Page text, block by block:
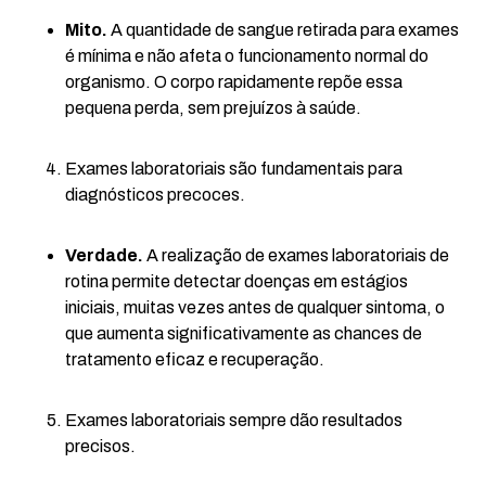
Mito. A quantidade de sangue retirada para exames
é mínima e não afeta o funcionamento normal do
organismo. O corpo rapidamente repõe essa
pequena perda, sem prejuízos à saúde.
Exames laboratoriais são fundamentais para
diagnósticos precoces.
Verdade. A realização de exames laboratoriais de
rotina permite detectar doenças em estágios
iniciais, muitas vezes antes de qualquer sintoma, o
que aumenta significativamente as chances de
tratamento eficaz e recuperação.
Exames laboratoriais sempre dão resultados
precisos.